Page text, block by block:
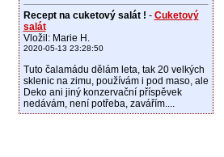
Recept na cuketový salát ! - Cuketový
salát
Vložil: Marie H.
2020-05-13 23:28:50
Tuto čalamádu dělám leta, tak 20 velkých
sklenic na zimu, používám i pod maso, ale
Deko ani jiný konzervační příspěvek
nedávám, není potřeba, zavářím....